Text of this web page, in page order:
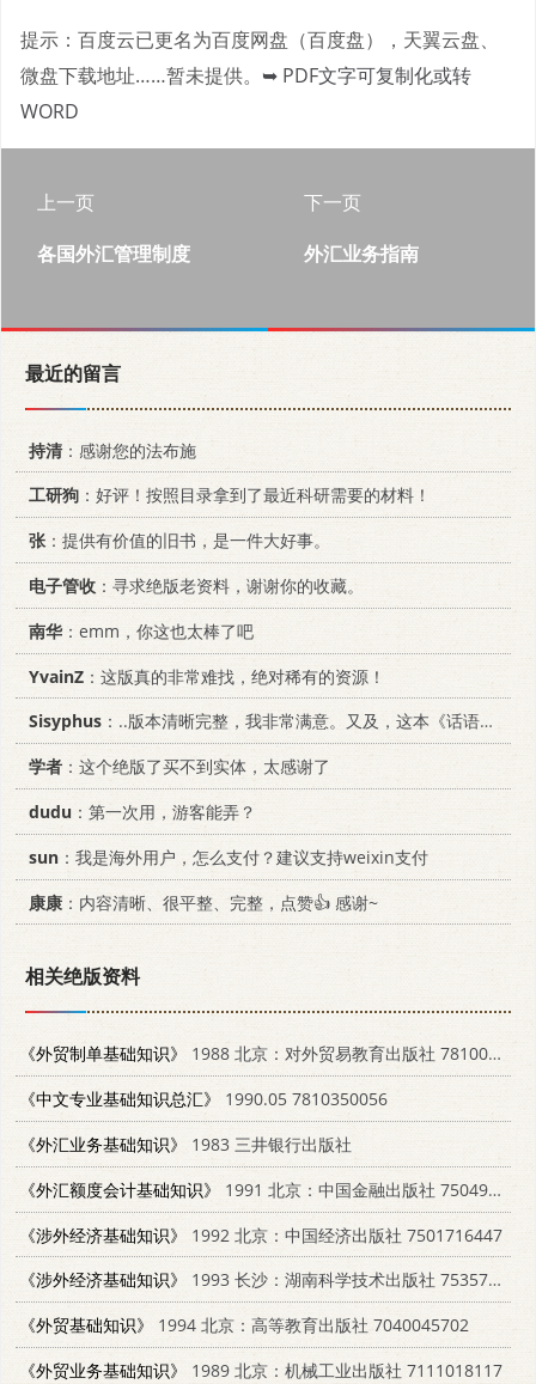
提示：百度云已更名为百度网盘（百度盘），天翼云盘、
微盘下载地址……暂未提供。 ➥ PDF文字可复制化或转
WORD
上一页
各国外汇管理制度
下一页
外汇业务指南
最近的留言
持清：感谢您的法布施
工研狗 ：好评！按照目录拿到了最近科研需要的材料！
张：提供有价值的旧书，是一件大好事。
电子管收 ：寻求绝版老资料，谢谢你的收藏。
南华：emm，你这也太棒了吧
YvainZ ：这版真的非常难找，绝对稀有的资源！
Sisyphus ：..版本清晰完整，我非常满意。又及，这本《话语的真相》...
学者 ：这个绝版了买不到实体，太感谢了
dudu ：第一次用，游客能弄？
sun ：我是海外用户，怎么支付？建议支持weixin支付
康康 ：内容清晰、很平整、完整，点赞👍 感谢~
相关绝版资料
《外贸制单基础知识》
1988 北京：对外贸易教育出版社 781000039X
《中文专业基础知识总汇》
1990.05 7810350056
《外汇业务基础知识》
1983 三井银行出版社
《外汇额度会计基础知识》
1991 北京：中国金融出版社 7504906778
《涉外经济基础知识》
1992 北京：中国经济出版社 7501716447
《涉外经济基础知识》
1993 长沙：湖南科学技术出版社 7535714242
《外贸基础知识》
1994 北京：高等教育出版社 7040045702
《外贸业务基础知识》
1989 北京：机械工业出版社 7111018117